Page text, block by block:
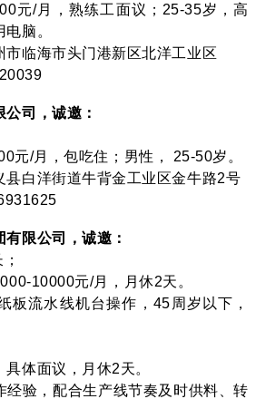
元/月，熟练工面议；25-35岁，高
脑。
市临海市头门港新区北洋工业区
司，诚邀：
元/月，包吃住；男性， 25-50岁。
县白洋街道牛背金工业区金牛路2号
限公司，诚邀：
10000元/月，月休2天。
板流水线机台操作，45周岁以下，
体面议，月休2天。
经验，配合生产线节奏及时供料、转